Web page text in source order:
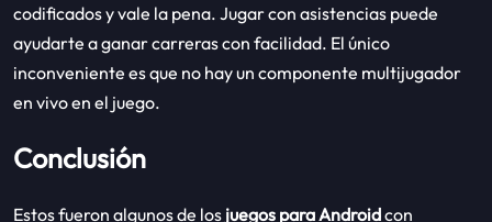
codificados y vale la pena. Jugar con asistencias puede
ayudarte a ganar carreras con facilidad. El único
inconveniente es que no hay un componente multijugador
en vivo en el juego.
Conclusión
Estos fueron algunos de los juegos para Androidcon